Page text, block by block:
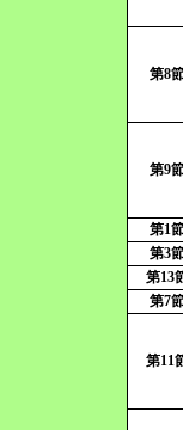
第8
第9
第1
第3
第13
第7
第11